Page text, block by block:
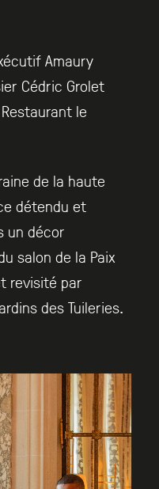
Amaury
Cédric Grolet
le
de la haute
détendu et
un décor
salon de la Paix
revisité par
des Tuileries.